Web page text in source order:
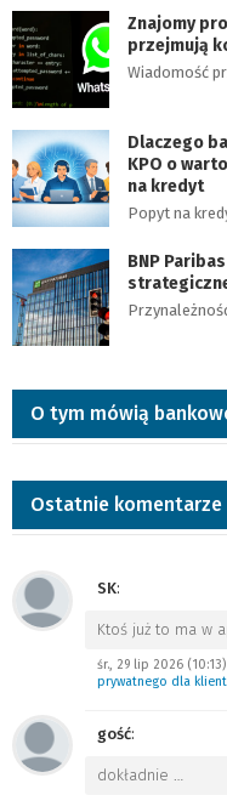
Znajomy
przejmują
Wiadomość
Dlaczego
KPO o
na kredyt
Popyt na
BNP
O tym mówią
Ostatnie komentarze
SK:
Ktoś już to ma w
śr., 29 lip 2026 (10:13)
prywatnego dla
gość:
dokładnie …